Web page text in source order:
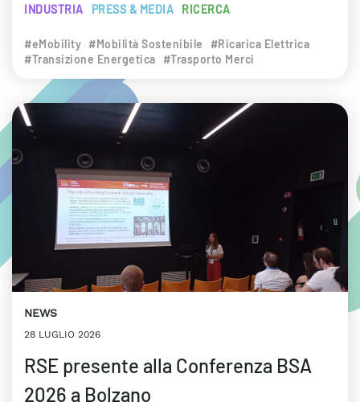
INDUSTRIA PRESS & MEDIA RICERCA
#eMobility #Mobilità Sostenibile
#Ricarica Elettrica
#Transizione Energetica
#Trasporto Merci
NEWS
28 LUGLIO 2026
RSE presente alla Conferenza BSA
2026 a Bolzano